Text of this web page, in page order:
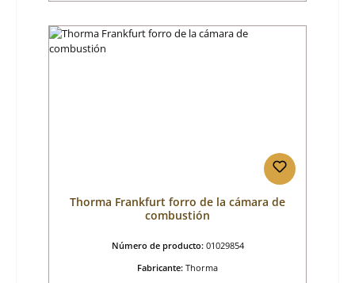
Thorma Frankfurt forro de la cámara de
combustión
Número de producto: 01029854
Fabricante: Thorma